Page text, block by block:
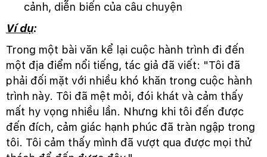
cảnh, diễn biến của câu chuyện
Ví dụ:
Trong một bài văn kể lại cuộc hành trình đi đến
một địa điểm nổi tiếng, tác giả đã viết: "Tôi đã
phải đối mặt với nhiều khó khăn trong cuộc hành
trình này. Tôi đã mệt mỏi, đói khát và cảm thấy
mất hy vọng nhiều lần. Nhưng khi tôi đến được
đến đích, cảm giác hạnh phúc đã tràn ngập trong
tôi. Tôi cảm thấy mình đã vượt qua được mọi thử